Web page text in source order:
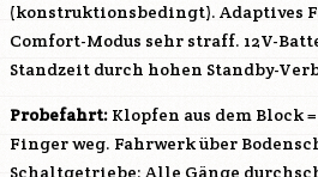
(konstruktionsbedingt). Adaptives
Comfort-Modus sehr straff. 12V-
Standzeit durch hohen Standby-
Probefahrt: Klopfen aus dem Block
Finger weg. Fahrwerk über
Schaltgetriebe: Alle Gänge